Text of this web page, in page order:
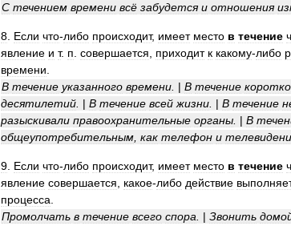
С течением времени всё забудется и отношения
8 Если что-либо происходит, имеет место в течение
явление и т. п совершается приходит к какому-либо
времени
В течение указанного времени | В течение
десятилетий | В течение всей жизни | В течение
разыскивали правоохранительные органы | В
общеупотребительным как телефон и
9 Если что-либо происходит, имеет место в течение
явление совершается какое-либо действие
процесса
Промолчать в течение всего спора | Звонить